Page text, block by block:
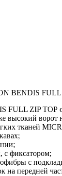
BENDIS
FULL ZIP TOP
высокий ворот
тканей
с фиксатором;
с
передней